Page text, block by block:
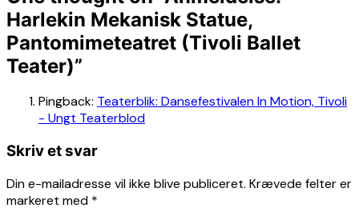
Harlekin Mekanisk Statue,
Pantomimeteatret (Tivoli Ballet
Teater)”
Pingback: Teaterblik: Dansefestivalen In Motion, Tivoli
- Ungt Teaterblod
Skriv et svar
Din e-mailadresse vil ikke blive publiceret. Krævede felter er
markeret med *